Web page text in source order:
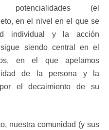
(el
en el nivel en el que se
individual y la acción
siendo central en el
en el que apelamos
de la persona y la
el decaimiento de su
nuestra comunidad (y sus